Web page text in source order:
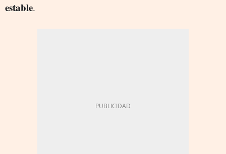
estable.